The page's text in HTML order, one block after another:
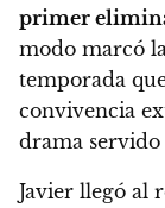
primer
modo marcó
temporada
convivencia
drama servido
Javier llegó al